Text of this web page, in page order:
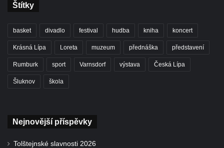
Štítky
basket divadlo festival hudba kniha koncert
Krásná Lípa Loreta muzeum přednáška představení
Rumburk sport Varnsdorf výstava Česká Lípa
Šluknov škola
Nejnovější příspěvky
Tolštejnské slavnosti 2026